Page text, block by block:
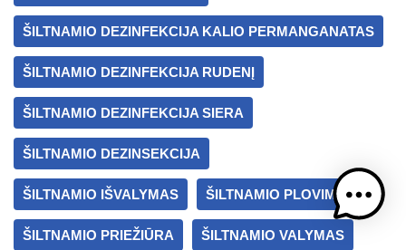
ŠILTNAMIO DEZINFEKCIJA KALIO PERMANGANATAS
ŠILTNAMIO DEZINFEKCIJA RUDENĮ
ŠILTNAMIO DEZINFEKCIJA SIERA
ŠILTNAMIO DEZINSEKCIJA
ŠILTNAMIO IŠVALYMAS ŠILTNAMIO PLOVIMAS
ŠILTNAMIO PRIEŽIŪRA ŠILTNAMIO VALYMAS